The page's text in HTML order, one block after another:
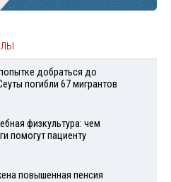
добраться до
погибли 67 мигрантов
физкультура: чем
помогут пациенту
повышенная пенсия